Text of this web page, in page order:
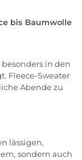
bis Baumwolle
in den
Fleece-Sweater
Abende zu
lässigen,
sondern auch